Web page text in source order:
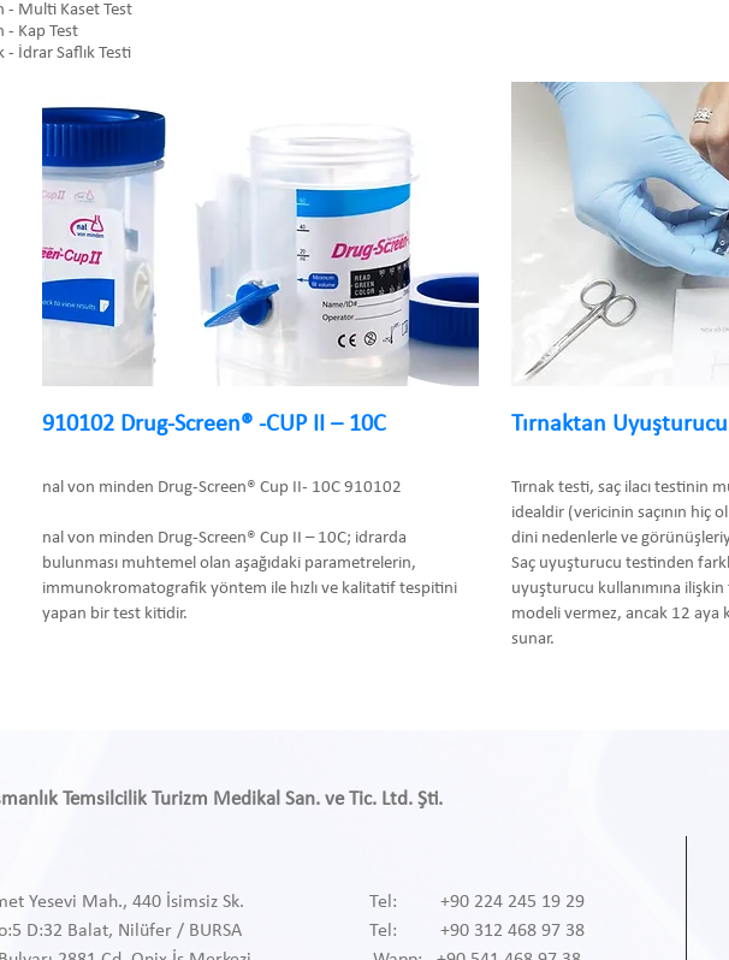
- Multi Kaset Test
- Kap Test
- İdrar Saflık Testi
910102 Drug-Screen® -CUP II – 10C
nal von minden Drug-Screen® Cup II- 10C 910102
nal von minden Drug-Screen® Cup II – 10C; idrarda
bulunması muhtemel olan aşağıdaki parametrelerin,
immunokromatografik yöntem ile hızlı ve kalitatif tespitini
yapan bir test kitidir.
Tırnaktan
Tırnak testi, saç ilacı testinin
idealdir (vericinin saçının hiç
dini nedenlerle ve
Saç uyuşturucu testinden
uyuşturucu kullanımına
modeli vermez, ancak 12 aya
sunar.
Temsilcilik Turizm Medikal San. ve Tic. Ltd. Şti.
Yesevi Mah., 440 İsimsiz Sk.
D:32 Balat, Nilüfer / BURSA
Tel: +90 224 245 19 29
Tel: +90 312 468 97 38